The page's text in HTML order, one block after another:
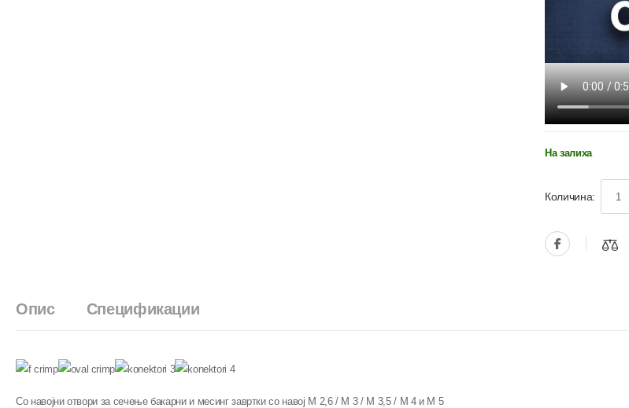
На залиха
Количина:
Опис Спецификации
Со навојни отвори за сечење бакарни и месинг завртки со навој M 2,6 / M 3 / M 3,5 / M 4 и M 5